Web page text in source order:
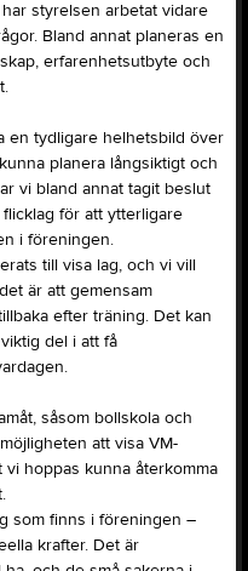
styrelsen arbetat vidare
Bland annat planeras en
erfarenhetsutbyte och
en tydligare helhetsbild över
planera långsiktigt och
vi bland annat tagit beslut
för att ytterligare
i föreningen.
till visa lag, och vi vill
är att gemensam
efter träning. Det kan
del i att få
såsom bollskola och
att visa VM-
vi hoppas kunna återkomma
som finns i föreningen –
krafter. Det är